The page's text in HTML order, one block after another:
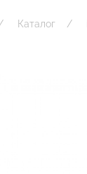
Каталог